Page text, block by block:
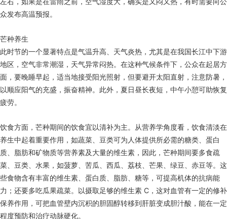
众发布高温预报。
芒种养生
此时节的一个显著特点是气温升高、天气炎热，尤其是在我国长江中下游
地区，空气非常潮湿，天气异常闷热。在这种气候条件下，公众在起居方
面，要晚睡早起，适当地接受阳光照射，但要避开太阳直射，注意防暑，
以顺应阳气的充盛，振奋精神。此外，夏日昼长夜短，中午小憩可助恢复
疲劳。
饮食方面，芒种期间的饮食宜以清补为主。从营养学角度看，饮食清淡在
养生中起着重要作用，如蔬菜、豆类可为人体提供所必需的糖类、蛋白
质、脂肪和矿物质等营养素及大量的维生素，因此，芒种期间要多食疏
菜、豆类、水果，如菠萝、苦瓜、西瓜、荔枝、芒果、绿豆、赤豆等。这
些食物含有丰富的维生素、蛋白质、脂肪、糖等，可提高机体的抗病能
力；还要多吃瓜果疏菜。以摄取足够的维生素 C，这对血管有一定的修补
保养作用，可把血管壁内沉积的胆固醇转移到肝脏变成胆汁酸，能在一定
程度预防和治疗动脉硬化。